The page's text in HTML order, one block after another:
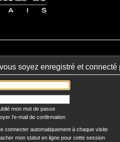
soyez enregistré et
mon mot de passe
l’e-mail de confirmation
connecter automatiquement à chaque visite
mon statut en ligne pour cette session